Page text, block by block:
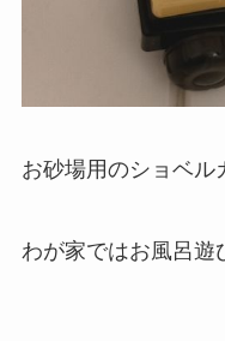
お砂場用のショベル
わが家ではお風呂遊